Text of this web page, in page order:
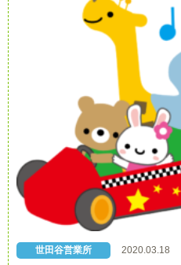
世田谷営業所 2020.03.18